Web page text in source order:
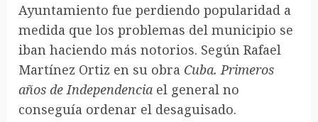
Ayuntamiento fue perdiendo popularidad a
medida que los problemas del municipio se
iban haciendo más notorios. Según Rafael
Martínez Ortiz en su obra Cuba. Primeros
años de Independencia el general no
conseguía ordenar el desaguisado.